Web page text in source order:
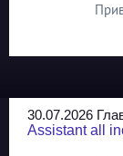
30.07.2026
Assistant all